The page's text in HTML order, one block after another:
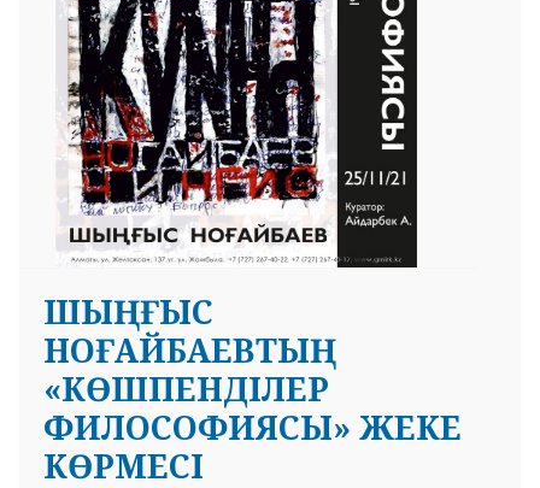
ШЫҢҒЫС
НОҒАЙБАЕВТЫҢ
«КӨШПЕНДІЛЕР
ФИЛОСОФИЯСЫ» ЖЕКЕ
КӨРМЕСІ